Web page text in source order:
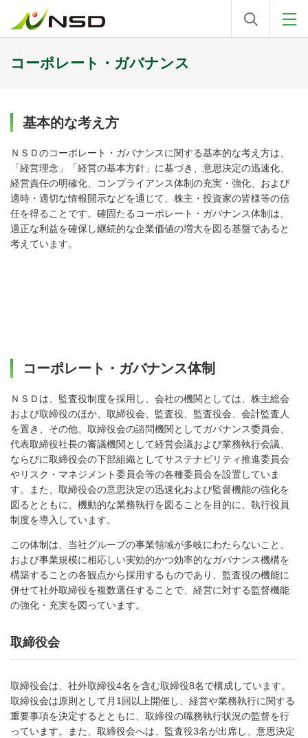
コーポレート・ガバナンス
基本的な考え方
ＮＳＤのコーポレート・ガバナンスに関する基本的な考え方は、
「経営理念」「経営の基本方針」に基づき、意思決定の迅速化、
経営責任の明確化、コンプライアンス体制の充実・強化、および
適時・適切な情報開示などを通じて、株主・投資家の皆様等の信
任を得ることです。確固たるコーポレート・ガバナンス体制は、
適正な利益を確保し継続的な企業価値の増大を図る基盤であると
考えています。
コーポレート・ガバナンス体制
ＮＳＤは、監査役制度を採用し、会社の機関としては、株主総会
および取締役のほか、取締役会、監査役、監査役会、会計監査人
を置き、その他、取締役会の諮問機関としてガバナンス委員会、
代表取締役社長の審議機関として経営会議および業務執行会議、
ならびに取締役会の下部組織としてサステナビリティ推進委員会
やリスク・マネジメント委員会等の各種委員会を設置していま
す。また、取締役会の意思決定の迅速化および監督機能の強化を
図るとともに、機動的な業務執行を図ることを目的に、執行役員
制度を導入しています。
この体制は、当社グループの事業領域が多岐にわたらないこと、
および事業規模に相応しい実効的かつ効率的なガバナンス機構を
構築することの各観点から採用するものであり、監査役の機能に
併せて社外取締役を複数選任することで、経営に対する監督機能
の強化・充実を図っています。
取締役会
取締役会は、社外取締役4名を含む取締役8名で構成しています。
取締役会は原則として月1回以上開催し、経営や業務執行に関する
重要事項を決定するとともに、取締役の職務執行状況の監督を行
っています。また、取締役会へは、監査役3名が出席し、意思決定